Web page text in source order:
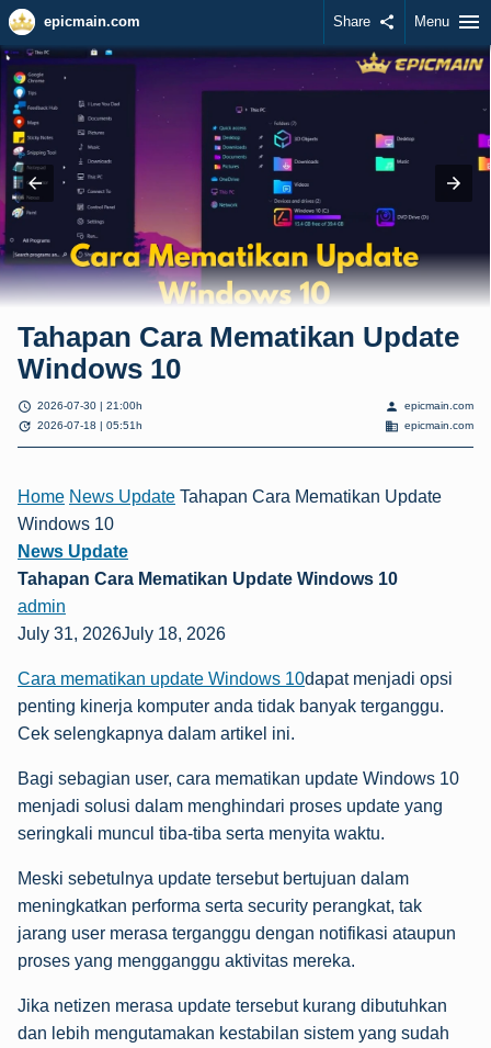
epicmain.com Share share Menu menu
Tahapan Cara Mematikan Update
Windows 10
schedule 2026-07-30 | 21:00h
update 2026-07-18 | 05:51h
person epicmain.com
domain epicmain.com
Home News Update Tahapan Cara Mematikan Update
Windows 10
News Update
Tahapan Cara Mematikan Update Windows 10
admin
July 31, 2026July 18, 2026
Cara mematikan update Windows 10dapat menjadi opsi
penting kinerja komputer anda tidak banyak terganggu.
Cek selengkapnya dalam artikel ini.
Bagi sebagian user, cara mematikan update Windows 10
menjadi solusi dalam menghindari proses update yang
seringkali muncul tiba-tiba serta menyita waktu.
Meski sebetulnya update tersebut bertujuan dalam
meningkatkan performa serta security perangkat, tak
jarang user merasa terganggu dengan notifikasi ataupun
proses yang mengganggu aktivitas mereka.
Jika netizen merasa update tersebut kurang dibutuhkan
dan lebih mengutamakan kestabilan sistem yang sudah